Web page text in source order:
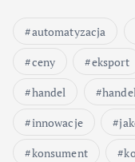
automatyzacja
ceny
eksport
handel
innowacje
konsument